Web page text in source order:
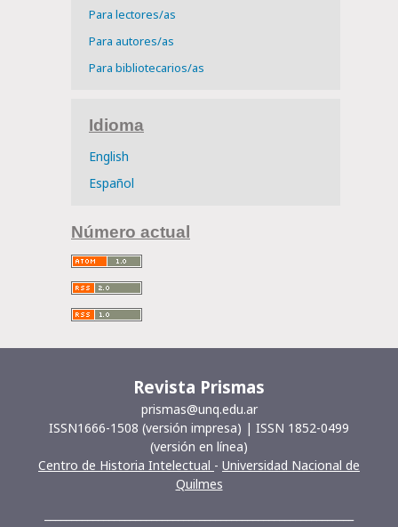
Para lectores/as
Para autores/as
Para bibliotecarios/as
Idioma
English
Español
Número actual
Revista Prismas
prismas@unq.edu.ar
ISSN1666-1508 (versión impresa) | ISSN 1852-0499
(versión en línea)
Centro de Historia Intelectual - Universidad Nacional de
Quilmes